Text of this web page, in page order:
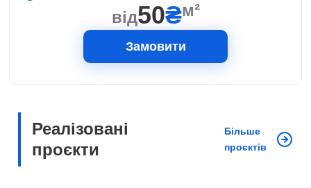
від50₴м²
Замовити
Реалізовані
проєкти
Більше
проєктів